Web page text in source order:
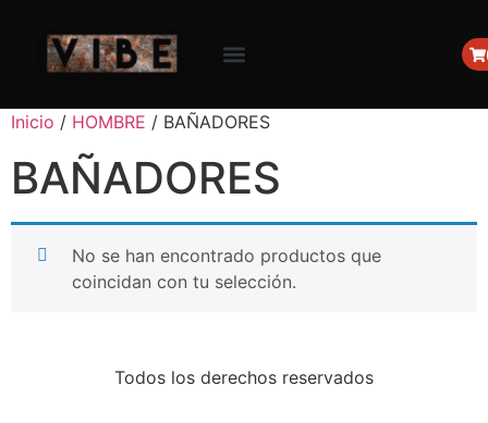
Inicio / HOMBRE / BAÑADORES
BAÑADORES
No se han encontrado productos que
coincidan con tu selección.
Todos los derechos reservados